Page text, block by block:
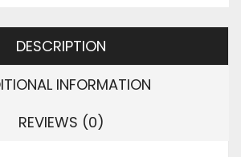
DESCRIPTION
INFORMATION
REVIEWS (0)